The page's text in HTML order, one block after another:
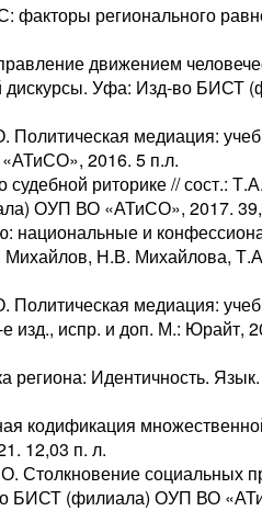
регионального
движением
дискурсы. Уфа: Изд-во
Политическая медиация:
2016. 5 п.л.
судебной риторике // сост.:
ОУП ВО «АТиСО», 2017.
национальные и
Михайлов, Н.В. Михайлова,
медиация:
изд., испр. и доп. М.: Юрайт,
региона: Идентичность.
кодификация
12,03 п. л.
Столкновение социальных
БИСТ (филиала) ОУП ВО